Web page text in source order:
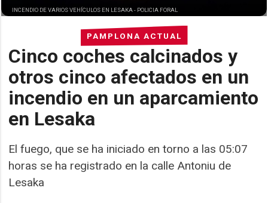
PAMPLONA ACTUAL
Cinco coches calcinados y
otros cinco afectados en un
incendio en un aparcamiento
en Lesaka
El fuego, que se ha iniciado en torno a las 05:07
horas se ha registrado en la calle Antoniu de
Lesaka
INCENDIO DE VARIOS VEHÍCULOS EN LESAKA - POLICIA FORAL